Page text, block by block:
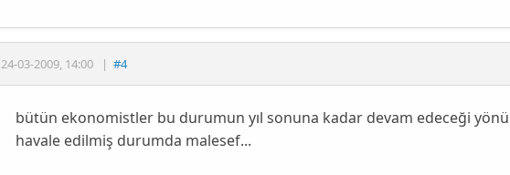
24-03-2009, 14:00 | #4
bütün ekonomistler bu durumun yıl sonuna kadar devam edeceği
havale edilmiş durumda malesef...